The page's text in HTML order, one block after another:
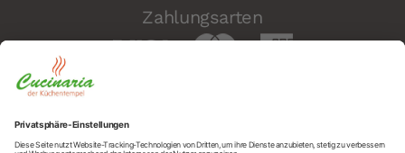
Zahlungsarten